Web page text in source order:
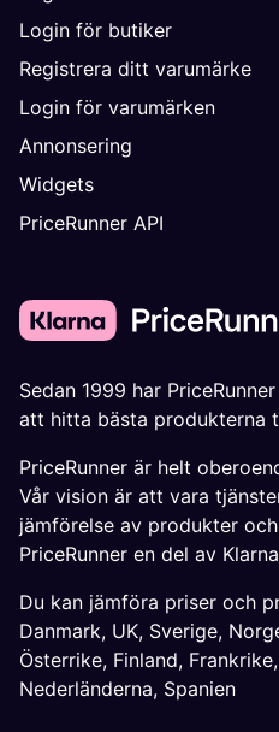
Login för butiker
Registrera ditt varumärke
Login för varumärken
Annonsering
Widgets
PriceRunner API
Sedan 1999 har
att hitta bästa produkterna
PriceRunner är helt
Vår vision är att vara
jämförelse av produkter
PriceRunner en del av
Du kan jämföra priser och
Danmark, UK, Sverige,
Österrike, Finland, Frankrike,
Nederländerna, Spanien